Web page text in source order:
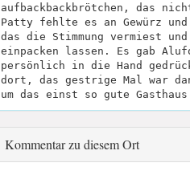
aufbackbackbrötchen, das
Patty fehlte es an Gewürz
das die Stimmung vermiest
einpacken lassen. Es gab
persönlich in die Hand
dort, das gestrige Mal war
um das einst so gute
Kommentar zu diesem Ort